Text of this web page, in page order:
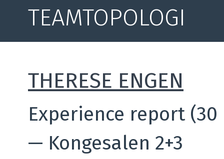
TEAMTOPOLOGI
THERESE ENGEN
Experience report
— Kongesalen 2+3